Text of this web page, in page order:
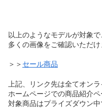
以上のようなモデルが対象
多くの画像をご確認いただけ
＞＞ セール商品
上記、リンク先は全てオン
ホームページでの商品紹介
対象商品はプライズダウン中